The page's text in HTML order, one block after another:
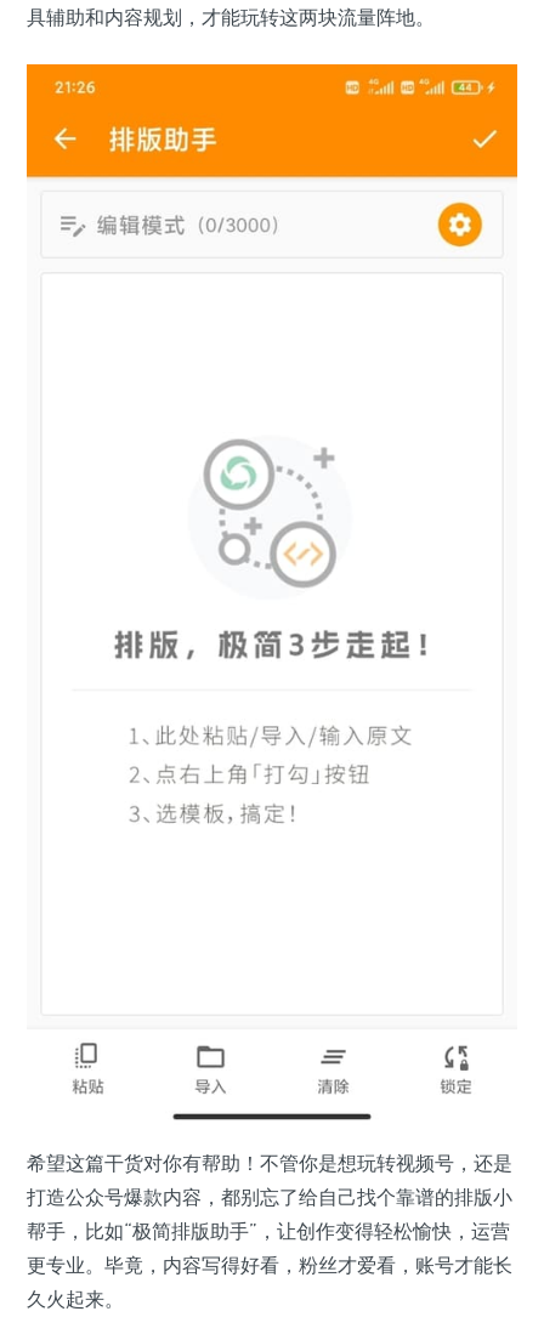
具辅助和内容规划，才能玩转这两块流量阵地。
希望这篇干货对你有帮助！不管你是想玩转视频号，还是
打造公众号爆款内容，都别忘了给自己找个靠谱的排版小
帮手，比如“极简排版助手”，让创作变得轻松愉快，运营
更专业。毕竟，内容写得好看，粉丝才爱看，账号才能长
久火起来。